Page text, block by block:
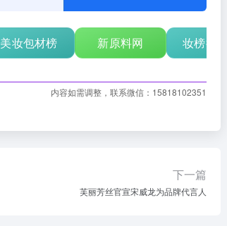
美妆包材榜 新原料网 妆榜行
内容如需调整，联系微信：15818102351
下一篇
芙丽芳丝官宣宋威龙为品牌代言人